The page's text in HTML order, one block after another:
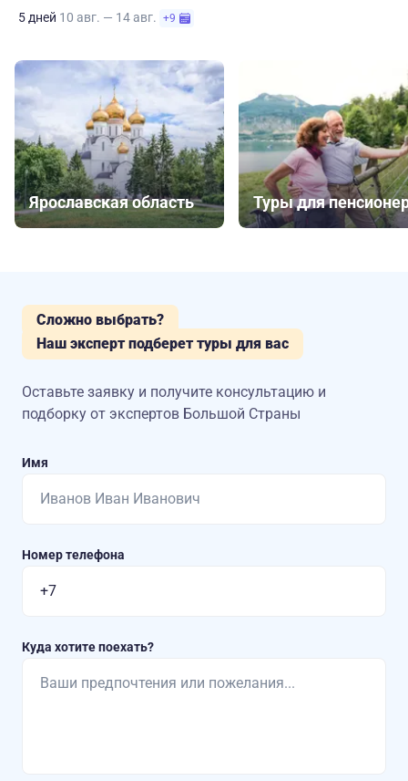
5 дней 10 авг. — 14 авг. +9
Ярославская область Туры для
Сложно выбрать?
Наш эксперт подберет туры для вас
Оставьте заявку и получите консультацию и
подборку от экспертов Большой Страны
Имя
Номер телефона
Куда хотите поехать?